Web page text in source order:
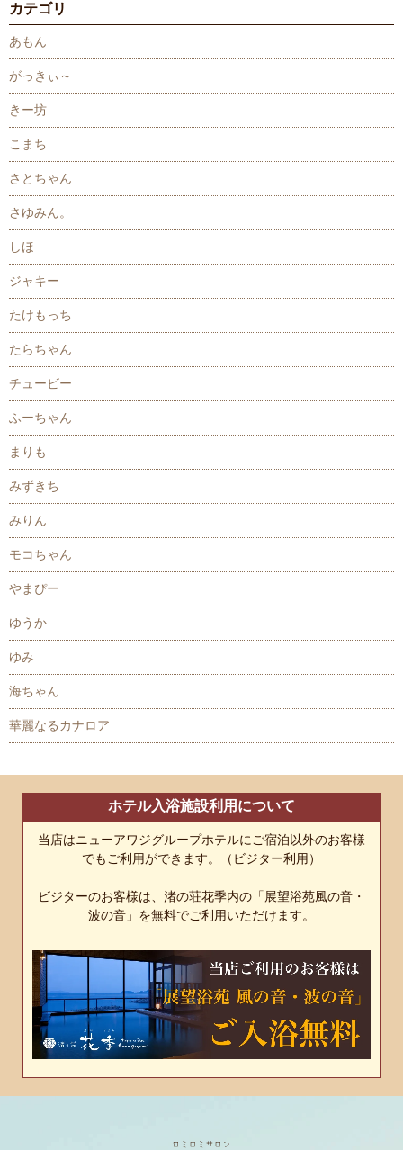
カテゴリ
あもん
がっきぃ～
きー坊
こまち
さとちゃん
さゆみん。
しほ
ジャキー
たけもっち
たらちゃん
チュービー
ふーちゃん
まりも
みずきち
みりん
モコちゃん
やまぴー
ゆうか
ゆみ
海ちゃん
華麗なるカナロア
ホテル入浴施設利用について
当店はニューアワジグループホテルにご宿泊以外のお客様
でもご利用ができます。（ビジター利用）
ビジターのお客様は、渚の荘花季内の「展望浴苑風の音・
波の音」を無料でご利用いただけます。